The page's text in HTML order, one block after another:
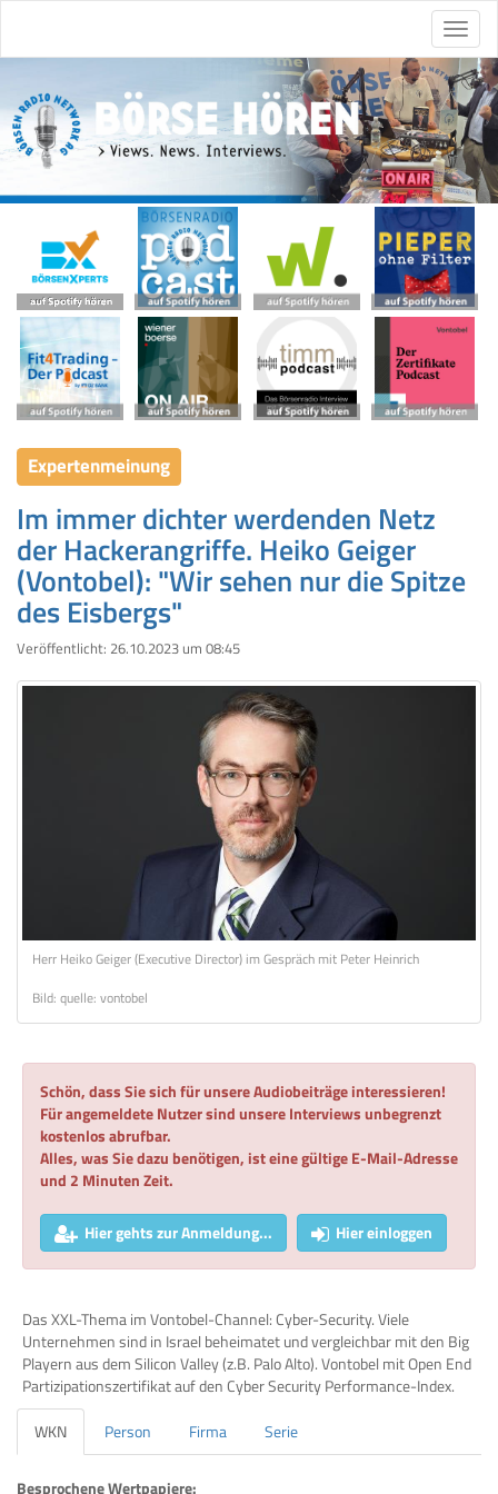
Expertenmeinung
Im immer dichter werdenden Netz
der Hackerangriffe. Heiko Geiger
(Vontobel): "Wir sehen nur die Spitze
des Eisbergs"
Veröffentlicht: 26.10.2023 um 08:45
Herr Heiko Geiger (Executive Director) im Gespräch mit Peter Heinrich
Bild: quelle: vontobel
Schön, dass Sie sich für unsere Audiobeiträge interessieren!
Für angemeldete Nutzer sind unsere Interviews unbegrenzt
kostenlos abrufbar.
Alles, was Sie dazu benötigen, ist eine gültige E-Mail-Adresse
und 2 Minuten Zeit.
Hier gehts zur Anmeldung... Hier einloggen
Das XXL-Thema im Vontobel-Channel: Cyber-Security. Viele
Unternehmen sind in Israel beheimatet und vergleichbar mit den Big
Playern aus dem Silicon Valley (z.B. Palo Alto). Vontobel mit Open End
Partizipationszertifikat auf den Cyber Security Performance-Index.
WKN
Person Firma Serie
Besprochene Wertpapiere: